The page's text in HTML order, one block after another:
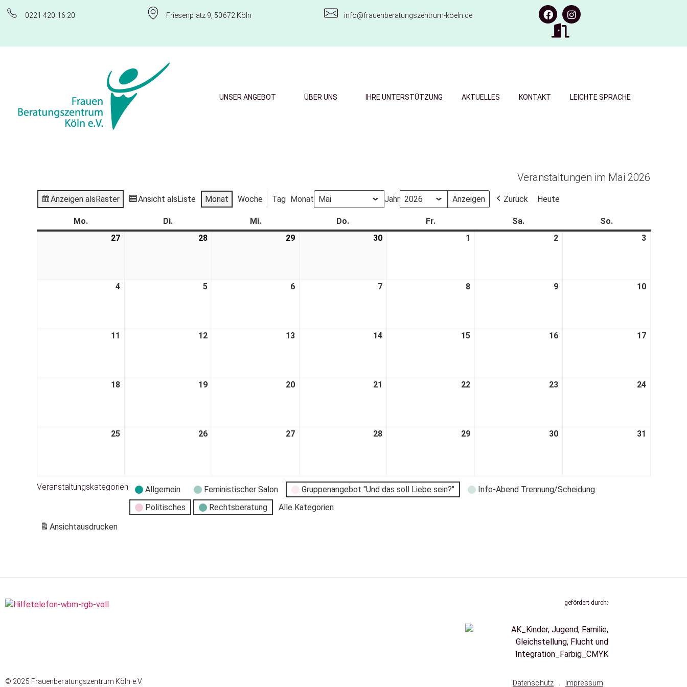
0221 420 16 20 Friesenplatz 9, 50672 Köln info@frauenberatungszentrum-koeln.de
UNSER ANGEBOT ÜBER UNS IHRE UNTERSTÜTZUNG AKTUELLES KONTAKT LEICHTE SPRACHE
Veranstaltungen im Mai 2026
Anzeigen alsRaster Ansicht alsListe Monat Woche Tag Monat Jahr Zurück Heute
Mo. Di. Mi. Do. Fr. Sa.
So.
27
28 29 30 1 2 3
4 5 6 7 8 9 10
11 12 13 14 15 16 17
18 19 20 21 22 23 24
25 26 27 28 29 30 31
Veranstaltungskategorien Allgemein Feministischer Salon Gruppenangebot "Und das soll Liebe sein?"
Info-Abend Trennung/Scheidung
Politisches
Rechtsberatung
Alle Kategorien
Ansichtausdrucken
gefördert durch:
© 2025 Frauenberatungszentrum Köln e.V. Datenschutz Impressum